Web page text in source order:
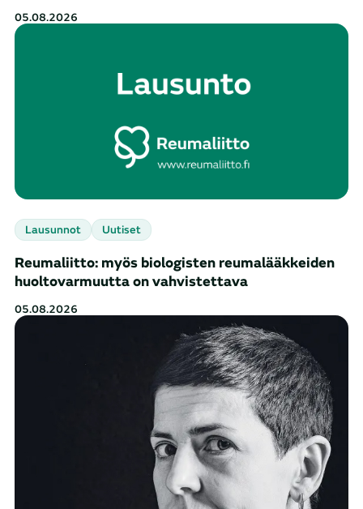
05.08.2026
Lausunnot Uutiset
Reumaliitto: myös biologisten reumalääkkeiden
huoltovarmuutta on vahvistettava
05.08.2026